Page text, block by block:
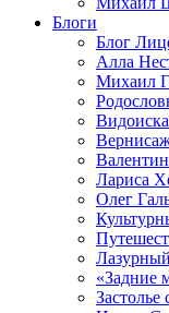
Блоги
Блог
Алла
Михаил
Лариса
Олег
«Задние